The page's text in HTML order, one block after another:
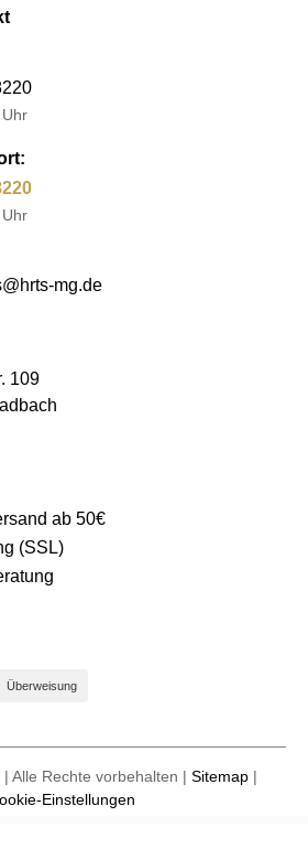
mg.de
109
ab 50€
(SSL)
Überweisung
Alle Rechte vorbehalten | Sitemap|
Einstellungen